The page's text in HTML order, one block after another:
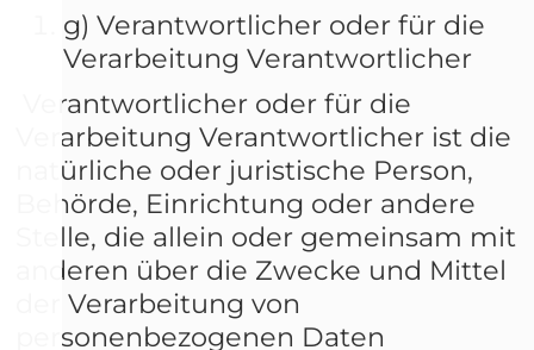
g) Verantwortlicher oder für die
Verarbeitung Verantwortlicher
Verantwortlicher oder für die
Verarbeitung Verantwortlicher ist die
natürliche oder juristische Person,
Behörde, Einrichtung oder andere
Stelle, die allein oder gemeinsam mit
anderen über die Zwecke und Mittel
der Verarbeitung von
personenbezogenen Daten